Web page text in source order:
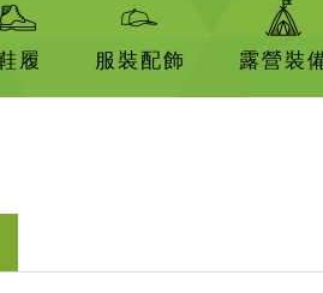
履 服裝配飾 露營裝